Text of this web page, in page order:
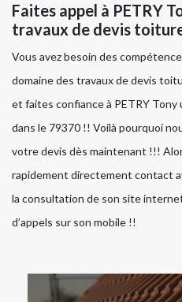
Faites appel à PETRY
travaux de devis
Vous avez besoin des
domaine des travaux de devis
et faites confiance à PETRY
dans le 79370 !! Voilà pourquoi
votre devis dès maintenant !!!
rapidement directement contact
la consultation de son site
d’appels sur son mobile !!